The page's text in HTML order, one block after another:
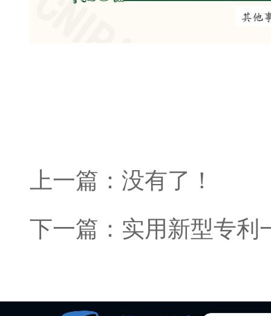
上一篇：没有了！
下一篇： 实用新型专利